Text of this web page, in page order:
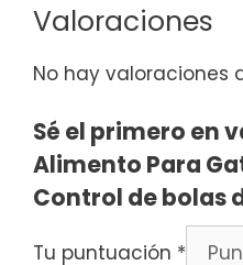
Valoraciones
No hay valoraciones
Sé el primero en
Alimento Para
Control de bolas
Tu puntuación *